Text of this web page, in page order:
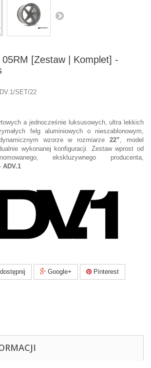
05RM [Zestaw | Komplet] -
SET/22
a jednocześnie luksusowych, ultra lekkich
felg aluminiowych o nieszablonowym,
wzorze w rozmiarze22”, model
wykonanej konfiguracji. Zestaw wprost od
ekskluzywnego producenta,
ADV.1
Google+ Pinterest